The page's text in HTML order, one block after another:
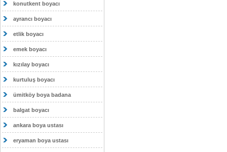
konutkent boyacı
ayrancı boyacı
etlik boyacı
emek boyacı
kızılay boyacı
kurtuluş boyacı
ümitköy boya badana
balgat boyacı
ankara boya ustası
eryaman boya ustası